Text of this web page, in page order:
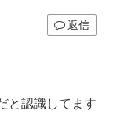
返信
と認識してます